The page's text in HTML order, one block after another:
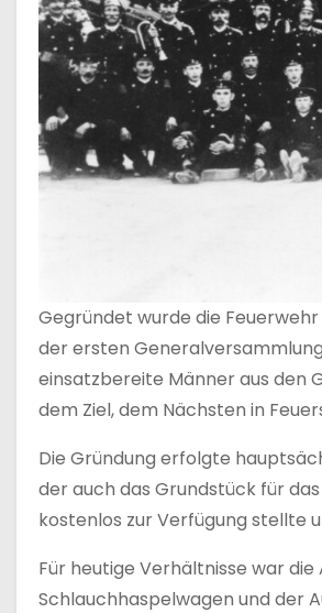
Gegründet wurde die Feuerwehr
der ersten
einsatzbereite Männer aus den
dem Ziel, dem Nächsten in
Die Gründung erfolgte
der auch das Grundstück für
kostenlos zur Verfügung stellte
Für heutige Verhältnisse war
Schlauchhaspelwagen und der